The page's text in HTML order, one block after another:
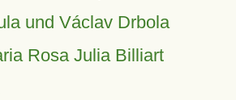
und Václav Drbola
Rosa Julia Billiart